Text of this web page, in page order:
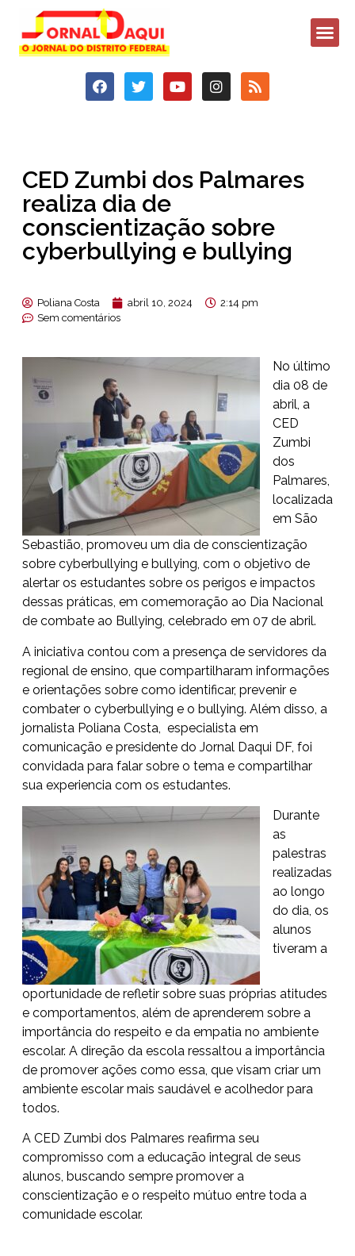
CED Zumbi dos Palmares
realiza dia de
conscientização sobre
cyberbullying e bullying
Poliana Costa abril 10, 2024
2:14 pm
Sem comentários
No último
dia 08 de
abril, a
CED
Zumbi
dos
Palmares,
localizada
em São
Sebastião, promoveu um dia de conscientização
sobre cyberbullying e bullying, com o objetivo de
alertar os estudantes sobre os perigos e impactos
dessas práticas, em comemoração ao Dia Nacional
de combate ao Bullying, celebrado em 07 de abril.
A iniciativa contou com a presença de servidores da
regional de ensino, que compartilharam informações
e orientações sobre como identificar, prevenir e
combater o cyberbullying e o bullying. Além disso, a
jornalista Poliana Costa, especialista em
comunicação e presidente do Jornal Daqui DF, foi
convidada para falar sobre o tema e compartilhar
sua experiencia com os estudantes.
Durante
as
palestras
realizadas
ao longo
do dia, os
alunos
tiveram a
oportunidade de refletir sobre suas próprias atitudes
e comportamentos, além de aprenderem sobre a
importância do respeito e da empatia no ambiente
escolar. A direção da escola ressaltou a importância
de promover ações como essa, que visam criar um
ambiente escolar mais saudável e acolhedor para
todos.
A CED Zumbi dos Palmares reafirma seu
compromisso com a educação integral de seus
alunos, buscando sempre promover a
conscientização e o respeito mútuo entre toda a
comunidade escolar.